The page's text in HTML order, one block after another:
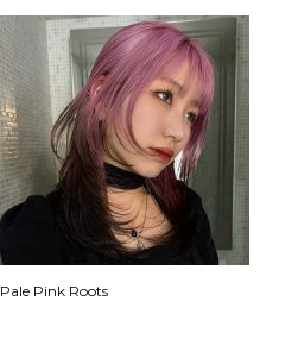
Pale Pink Roots